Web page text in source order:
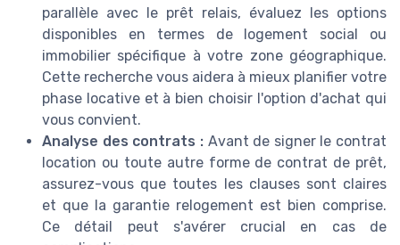
parallèle avec le prêt relais, évaluez les options
disponibles en termes de logement social ou
immobilier spécifique à votre zone géographique.
Cette recherche vous aidera à mieux planifier votre
phase locative et à bien choisir l'option d'achat qui
vous convient.
Analyse des contrats :Avant de signer le contrat
location ou toute autre forme de contrat de prêt,
assurez-vous que toutes les clauses sont claires
et que la garantie relogement est bien comprise.
Ce détail peut s'avérer crucial en cas de